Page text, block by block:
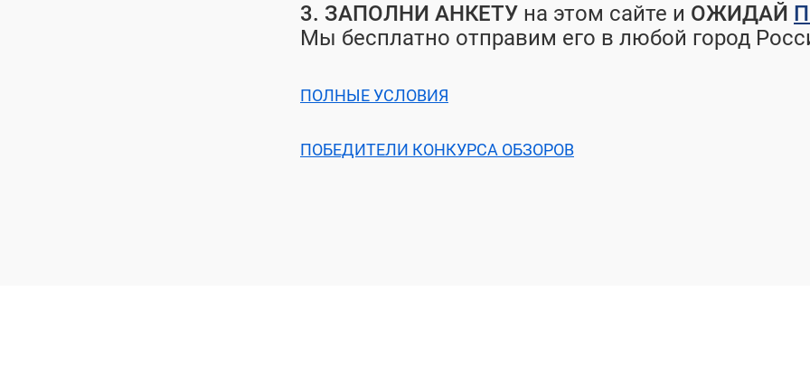
3. ЗАПОЛНИ АНКЕТУ на этом сайте и ОЖИДАЙ
Мы бесплатно отправим его в любой город
ПОЛНЫЕ УСЛОВИЯ
ПОБЕДИТЕЛИ КОНКУРСА ОБЗОРОВ